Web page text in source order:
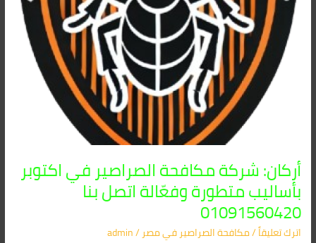
أركان: شركة مكافحة الصراصير في اكتوبر
بأساليب متطورة وفعّالة اتصل بنا
01091560420
اترك تعليقاً/مكافحة الصراصير​ في مصر/
admin
اتصل
بنا
01091560420